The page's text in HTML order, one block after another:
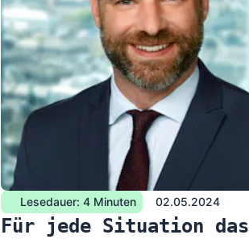
Lesedauer: 4 Minuten 02.05.2024
Für jede Situation das